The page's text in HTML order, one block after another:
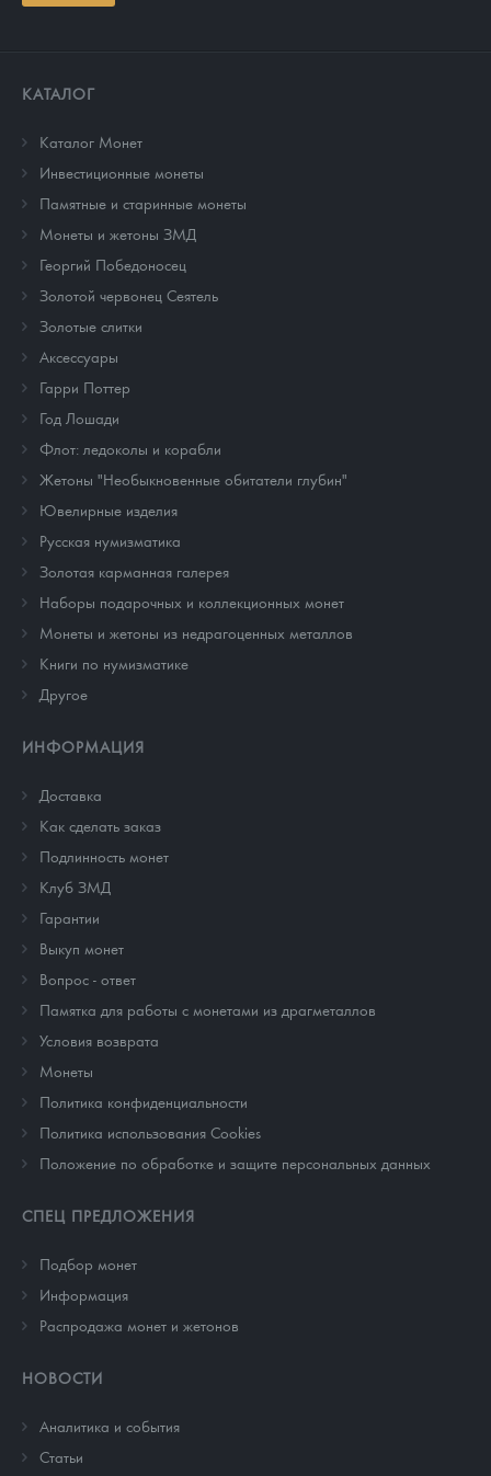
КАТАЛОГ
Каталог Монет
Инвестиционные монеты
Памятные и старинные монеты
Монеты и жетоны ЗМД
Георгий Победоносец
Золотой червонец Сеятель
Золотые слитки
Аксессуары
Гарри Поттер
Год Лошади
Флот: ледоколы и корабли
Жетоны "Необыкновенные обитатели глубин"
Ювелирные изделия
Русская нумизматика
Золотая карманная галерея
Наборы подарочных и коллекционных монет
Монеты и жетоны из недрагоценных металлов
Книги по нумизматике
Другое
ИНФОРМАЦИЯ
Доставка
Как сделать заказ
Подлинность монет
Клуб ЗМД
Гарантии
Выкуп монет
Вопрос - ответ
Памятка для работы с монетами из драгметаллов
Условия возврата
Монеты
Политика конфиденциальности
Политика использования Cookies
Положение по обработке и защите персональных данных
СПЕЦ ПРЕДЛОЖЕНИЯ
Подбор монет
Информация
Распродажа монет и жетонов
НОВОСТИ
Аналитика и события
Cтатьи